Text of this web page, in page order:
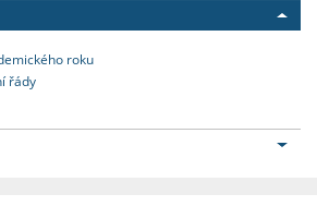
roku
řády